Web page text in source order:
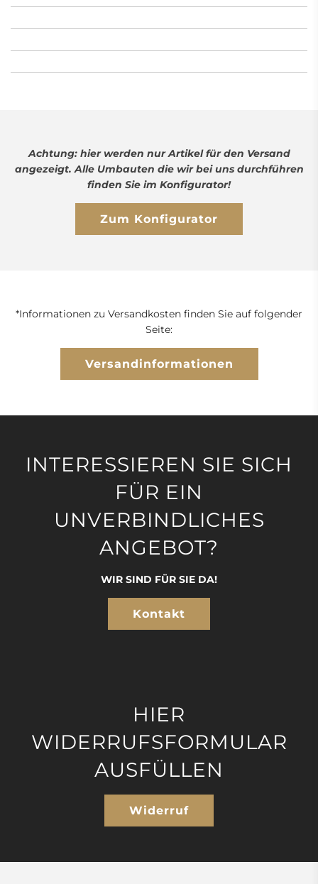
Achtung: hier werden nur Artikel für den Versand
angezeigt. Alle Umbauten die wir bei uns durchführen
finden Sie im Konfigurator!
Zum Konfigurator
*Informationen zu Versandkosten finden Sie auf folgender
Seite:
Versandinformationen
INTERESSIEREN SIE SICH
FÜR EIN
UNVERBINDLICHES
ANGEBOT?
WIR SIND FÜR SIE DA!
Kontakt
HIER
WIDERRUFSFORMULAR
AUSFÜLLEN
Widerruf